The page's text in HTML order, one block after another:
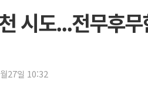
[
[
시도...전무후
27일 10:32